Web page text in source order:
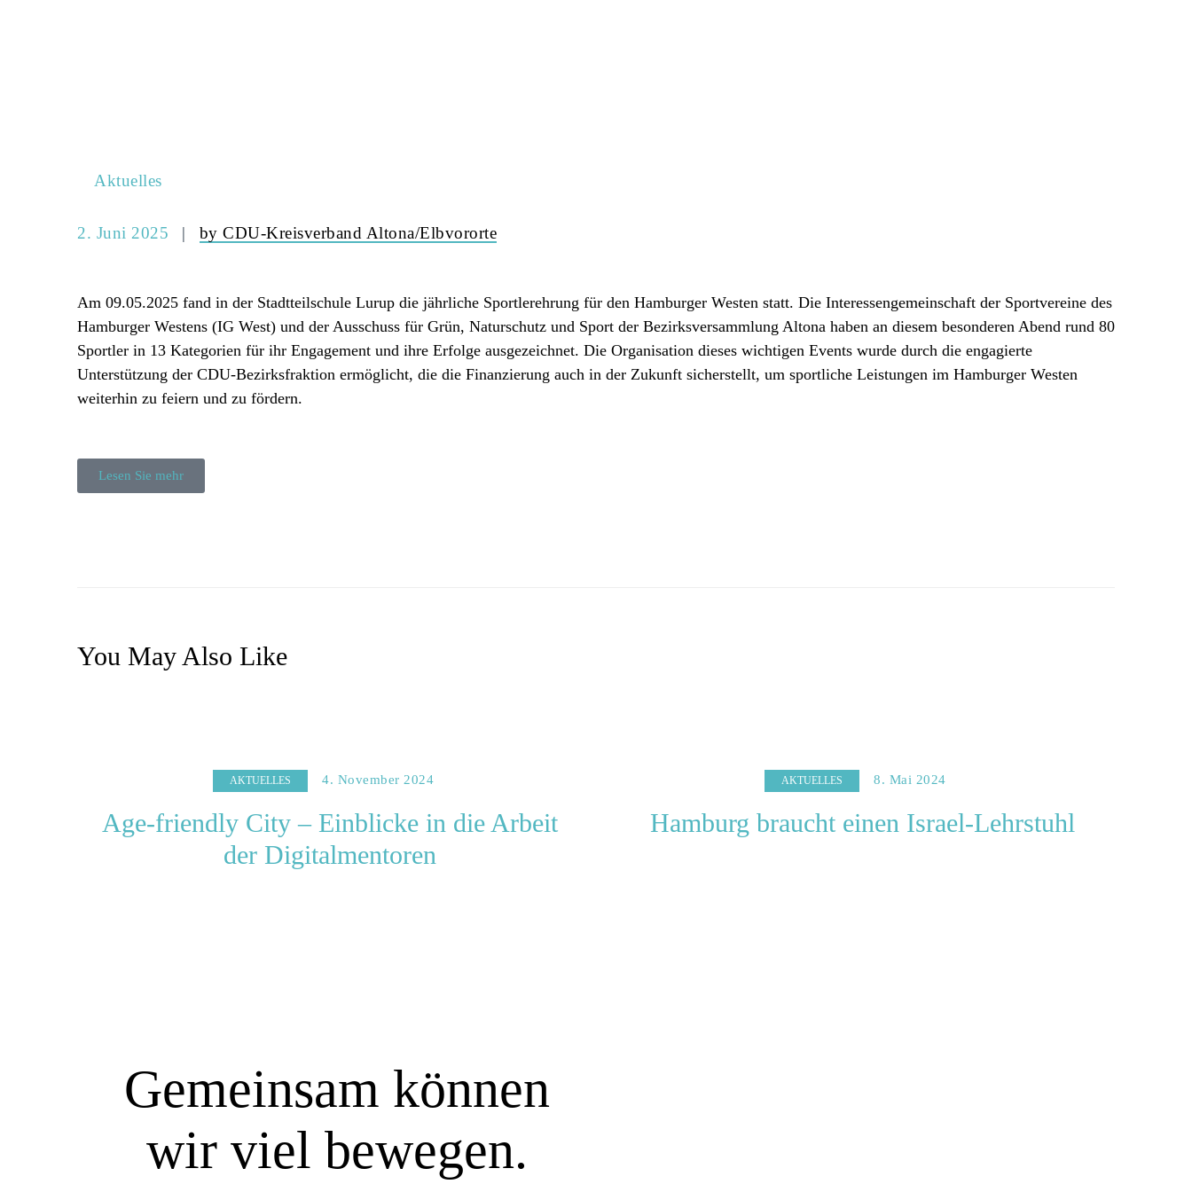
Aktuelles
2. Juni 2025 by CDU-Kreisverband Altona/Elbvororte
Am 09.05.2025 fand in der Stadtteilschule Lurup die jährliche Sportlerehrung für den Hamburger Westen statt. Die Interessengemeinschaft der Sportvereine des
Hamburger Westens (IG West) und der Ausschuss für Grün, Naturschutz und Sport der Bezirksversammlung Altona haben an diesem besonderen Abend rund 80
Sportler in 13 Kategorien für ihr Engagement und ihre Erfolge ausgezeichnet. Die Organisation dieses wichtigen Events wurde durch die engagierte
Unterstützung der CDU-Bezirksfraktion ermöglicht, die die Finanzierung auch in der Zukunft sicherstellt, um sportliche Leistungen im Hamburger Westen
weiterhin zu feiern und zu fördern.
Lesen Sie mehr
You May Also Like
AKTUELLES 4. November 2024
Age-friendly City – Einblicke in die Arbeit
der Digitalmentoren
AKTUELLES 8. Mai 2024
Hamburg braucht einen Israel-Lehrstuhl
Gemeinsam können
wir viel bewegen.